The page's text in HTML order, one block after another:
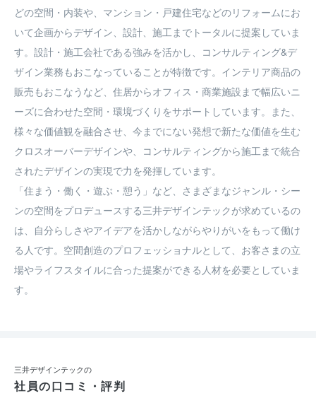
どの空間・内装や、マンション・戸建住宅などのリフォームにお
いて企画からデザイン、設計、施工までトータルに提案していま
す。設計・施工会社である強みを活かし、コンサルティング&デ
ザイン業務もおこなっていることが特徴です。インテリア商品の
販売もおこなうなど、住居からオフィス・商業施設まで幅広いニ
ーズに合わせた空間・環境づくりをサポートしています。また、
様々な価値観を融合させ、今までにない発想で新たな価値を生む
クロスオーバーデザインや、コンサルティングから施工まで統合
されたデザインの実現で力を発揮しています。
「住まう・働く・遊ぶ・憩う」など、さまざまなジャンル・シー
ンの空間をプロデュースする三井デザインテックが求めているの
は、自分らしさやアイデアを活かしながらやりがいをもって働け
る人です。空間創造のプロフェッショナルとして、お客さまの立
場やライフスタイルに合った提案ができる人材を必要としていま
す。
三井デザインテックの
社員の口コミ・評判